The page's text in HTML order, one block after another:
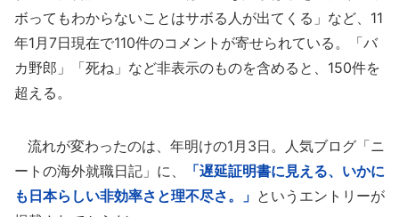
ボってもわからないことはサボる人が出てくる」など、11
年1月7日現在で110件のコメントが寄せられている。「バ
カ野郎」「死ね」など非表示のものを含めると、150件を
超える。
流れが変わったのは、年明けの1月3日。人気ブログ「ニ
ートの海外就職日記」に、
「遅延証明書に見える、いかに
も日本らしい非効率さと理不尽さ。」 というエントリーが